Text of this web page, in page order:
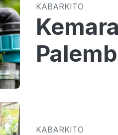
KABARKITO
KABARKITO